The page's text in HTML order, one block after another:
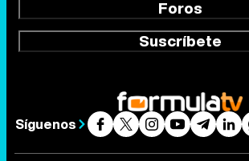
Foros
Suscríbete
Síguenos